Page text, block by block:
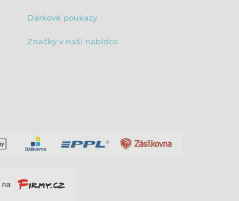
Dárkové poukazy
Značky v naší nabídce